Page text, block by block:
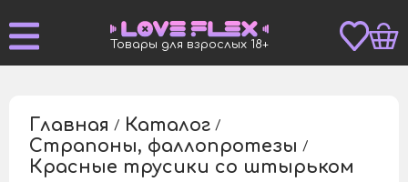
Товары для взрослых 18+
Главная / Каталог /
Страпоны, фаллопротезы /
Красные трусики со штырьком